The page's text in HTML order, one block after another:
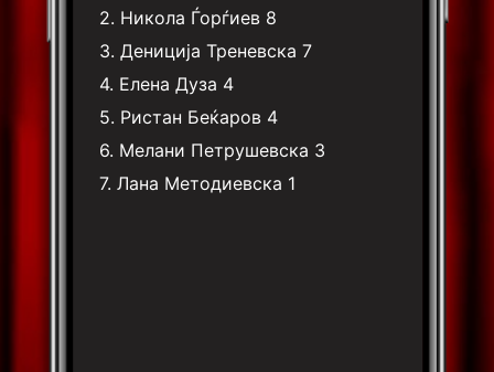
2. Никола Ѓорѓиев 8
3.Дениција Треневска 7
4. Елена Дуза 4
5. Ристан Беќаров 4
6. Мелани Петрушевска 3
7.Лана Методиевска 1